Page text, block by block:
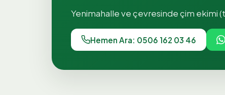
Yenimahalleve çevresindeçim ekimi
Hemen Ara: 0506 162 03 46